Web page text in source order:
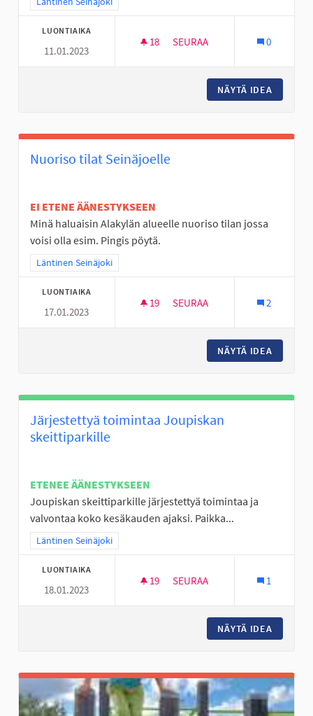
LUONTIAIKA
11.01.2023
18 18 SEURAAJAA
SEURAA 0
NÄYTÄ IDEA
Nuoriso tilat Seinäjoelle
EI ETENE ÄÄNESTYKSEEN
Minä haluaisin Alakylän alueelle nuoriso tilan jossa
voisi olla esim. Pingis pöytä.
Rajaa tulokset teeman mukaan: Läntinen Seinäjoki
Läntinen Seinäjoki
LUONTIAIKA
17.01.2023
19 19 SEURAAJAA
SEURAA 2
NÄYTÄ IDEA
Järjestettyä toimintaa Joupiskan
skeittiparkille
ETENEE ÄÄNESTYKSEEN
Joupiskan skeittiparkille järjestettyä toimintaa ja
valvontaa koko kesäkauden ajaksi. Paikka...
Rajaa tulokset teeman mukaan: Läntinen Seinäjoki
Läntinen Seinäjoki
LUONTIAIKA
18.01.2023
19 19 SEURAAJAA
SEURAA 1
NÄYTÄ IDEA